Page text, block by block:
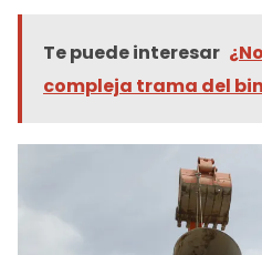
Te puede interesar
compleja trama del